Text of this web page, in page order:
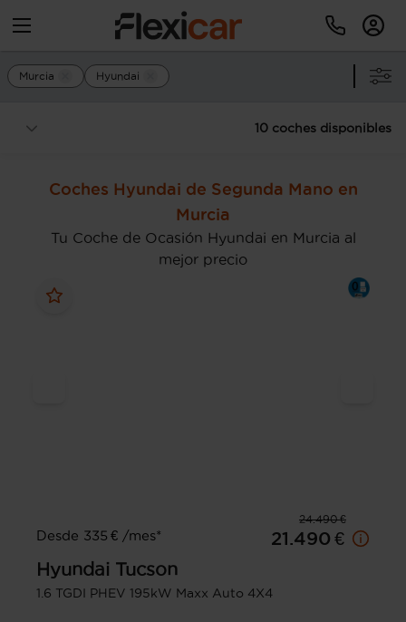
Murcia Hyundai
10 coches disponibles
Coches Hyundai de Segunda Mano en
Murcia
Tu Coche de Ocasión Hyundai en Murcia al
mejor precio
24.490 €
Desde 335 € /mes*
21.490 €
Hyundai Tucson
1.6 TGDI PHEV 195kW Maxx Auto 4X4